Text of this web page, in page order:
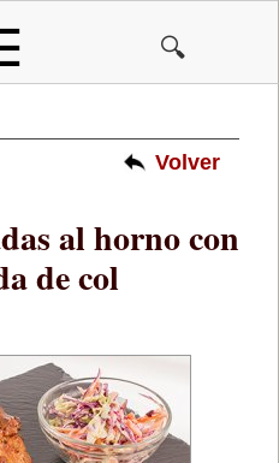
🔍
Volver
al horno con
de col